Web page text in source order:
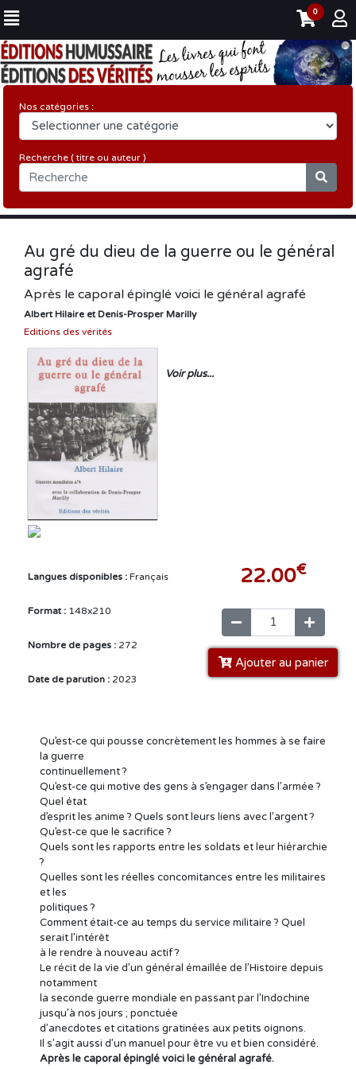
0
Nos catégories :
Recherche ( titre ou auteur )
Au gré du dieu de la guerre ou le général
agrafé
Après le caporal épinglé voici le général agrafé
Albert Hilaire et Denis-Prosper Marilly
Editions des vérités
Voir plus...
Langues disponibles : Français
Format : 148x210
Nombre de pages : 272
Date de parution : 2023
22.00€
Ajouter au panier
Qu’est-ce qui pousse concrètement les hommes à se faire
la guerre
continuellement ?
Qu’est-ce qui motive des gens à s’engager dans l’armée ?
Quel état
d’esprit les anime ? Quels sont leurs liens avec l’argent ?
Qu’est-ce que le sacrifice ?
Quels sont les rapports entre les soldats et leur hiérarchie
?
Quelles sont les réelles concomitances entre les militaires
et les
politiques ?
Comment était-ce au temps du service militaire ? Quel
serait l’intérêt
à le rendre à nouveau actif ?
Le récit de la vie d’un général émaillée de l’Histoire depuis
notamment
la seconde guerre mondiale en passant par l’Indochine
jusqu’à nos jours ; ponctuée
d’anecdotes et citations gratinées aux petits oignons.
Il s’agit aussi d’un manuel pour être vu et bien considéré.
Après le caporal épinglé voici le général agrafé.